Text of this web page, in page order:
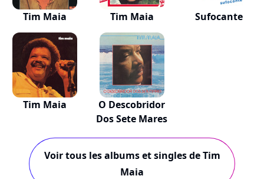
Tim Maia Tim Maia Sufocante
Tim Maia
O Descobridor
Dos Sete Mares
Voir tous les albums et singles de Tim
Maia